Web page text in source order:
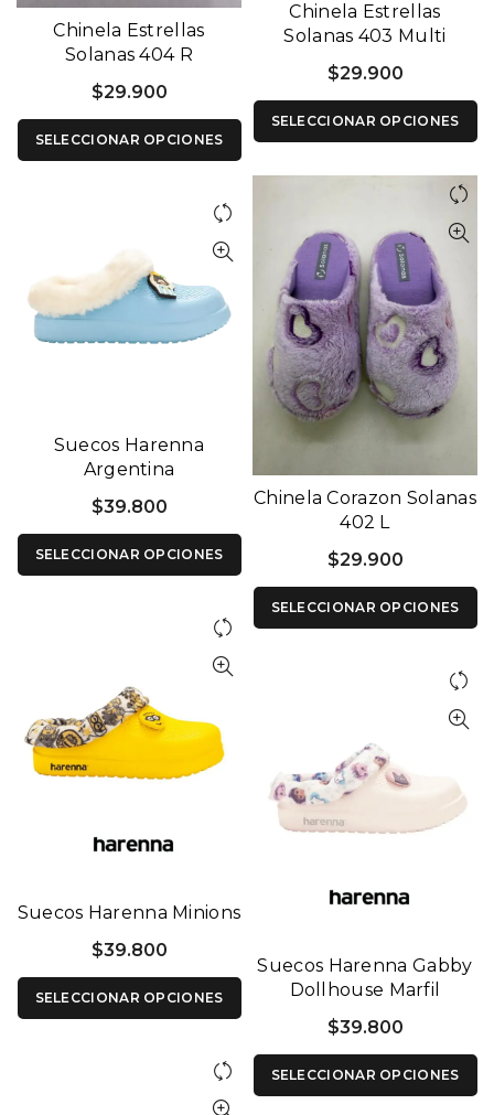
Chinela Estrellas
Solanas 404 R
$29.900
SELECCIONAR OPCIONES
Chinela Estrellas
Solanas 403 Multi
$29.900
SELECCIONAR OPCIONES
Chinela Corazon Solanas
402 L
$29.900
SELECCIONAR OPCIONES
Suecos Harenna
Argentina
$39.800
SELECCIONAR OPCIONES
Suecos Harenna Minions
$39.800
SELECCIONAR OPCIONES
Suecos Harenna Gabby
Dollhouse Marfil
$39.800
SELECCIONAR OPCIONES